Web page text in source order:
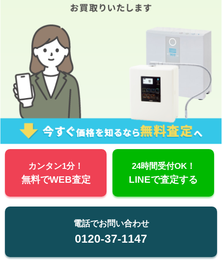
カンタン1分！
無料でWEB査定
24時間受付OK！
LINEで査定する
電話でお問い合わせ
0120-37-1147